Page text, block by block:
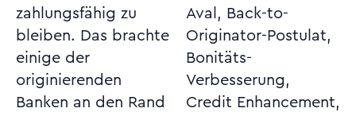
zahlungsfähig zu
bleiben. Das brachte
einige der
originierenden
Banken an den Rand
Aval, Back-to-
Originator-Postulat,
Bonitäts-
Verbesserung,
Credit Enhancement,